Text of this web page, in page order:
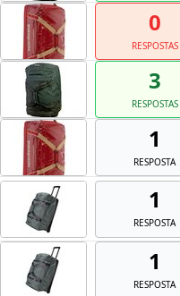
0
RESPOSTAS
3
RESPOSTAS
1
RESPOSTA
1
RESPOSTA
1
RESPOSTA